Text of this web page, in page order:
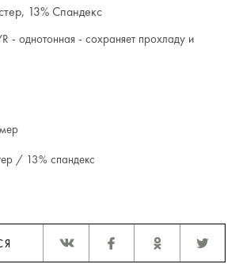
13% Спандекс
- однотонная - сохраняет прохладу и
/ 13% спандекс